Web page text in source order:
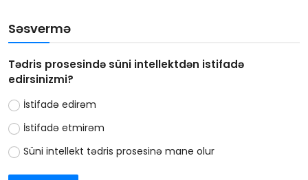
Səsvermə
Tədris prosesində süni intellektdən istifadə
edirsinizmi?
İstifadə edirəm
İstifadə etmirəm
Süni intellekt tədris prosesinə mane olur